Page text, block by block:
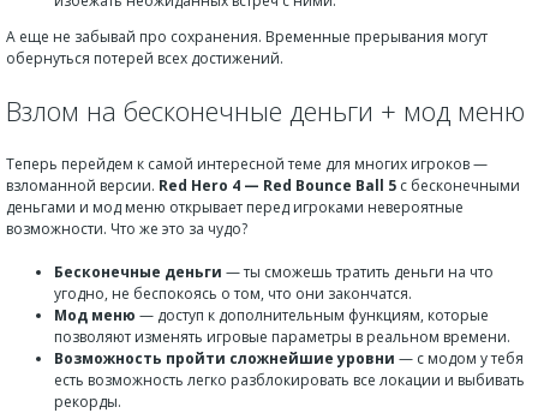
А еще не забывай про сохранения. Временные прерывания могут
обернуться потерей всех достижений.
Взлом на бесконечные деньги + мод меню
Теперь перейдем к самой интересной теме для многих игроков —
взломанной версии. Red Hero 4 — Red Bounce Ball 5 с бесконечными
деньгами и мод меню открывает перед игроками невероятные
возможности. Что же это за чудо?
Бесконечные деньги — ты сможешь тратить деньги на что
угодно, не беспокоясь о том, что они закончатся.
Мод меню — доступ к дополнительным функциям, которые
позволяют изменять игровые параметры в реальном времени.
Возможность пройти сложнейшие уровни — с модом у тебя
есть возможность легко разблокировать все локации и выбивать
рекорды.